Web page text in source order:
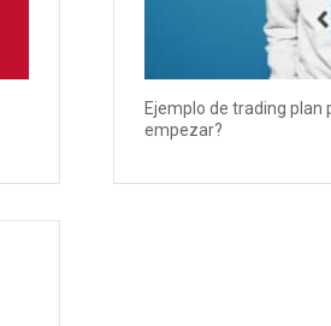
Ejemplo de trading plan
empezar?